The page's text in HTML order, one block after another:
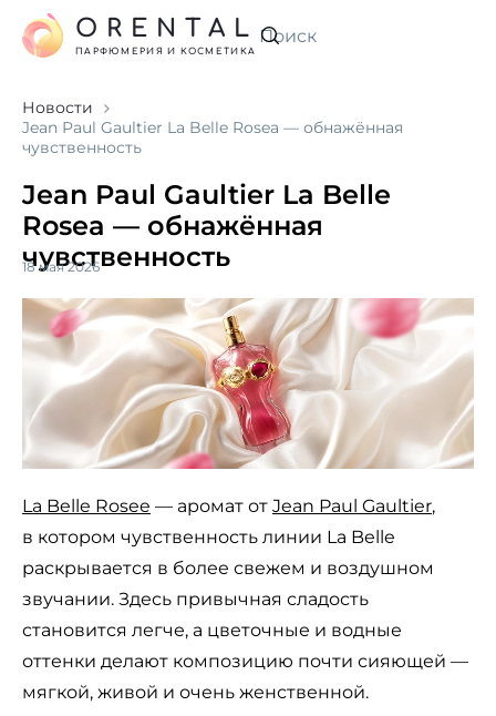
Искать
ORENTAL
ПАРФЮМЕРИЯ И КОСМЕТИКА
Новости
Jean Paul Gaultier La Belle Rosea — обнажённая
чувственность
Jean Paul Gaultier La Belle
Rosea — обнажённая
чувственность
18 мая 2026
La Belle Rosee — аромат от Jean Paul Gaultier,
в котором чувственность линии La Belle
раскрывается в более свежем и воздушном
звучании. Здесь привычная сладость
становится легче, а цветочные и водные
оттенки делают композицию почти сияющей —
мягкой, живой и очень женственной.